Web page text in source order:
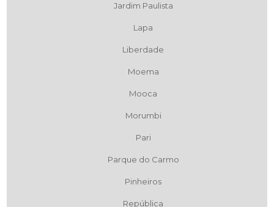
Jardim Paulista
Lapa
Liberdade
Moema
Mooca
Morumbi
Pari
Parque do Carmo
Pinheiros
República